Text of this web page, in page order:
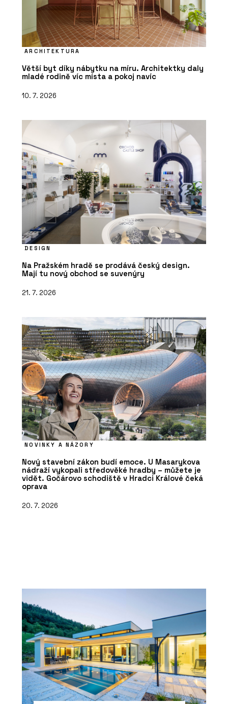
ARCHITEKTURA
Větší byt díky nábytku na míru. Architektky daly
mladé rodině víc místa a pokoj navíc
10. 7. 2026
DESIGN
Na Pražském hradě se prodává český design.
Mají tu nový obchod se suvenýry
21. 7. 2026
NOVINKY A NÁZORY
Nový stavební zákon budí emoce. U Masarykova
nádraží vykopali středověké hradby – můžete je
vidět. Gočárovo schodiště v Hradci Králové čeká
oprava
20. 7. 2026